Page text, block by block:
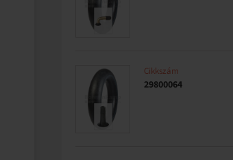
Cikkszám
29800064